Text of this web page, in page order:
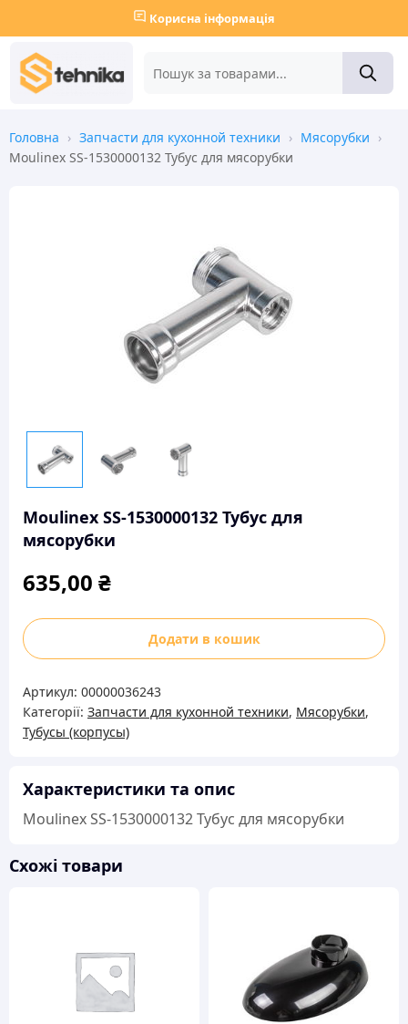
Корисна інформація
Головна › Запчасти для кухонной техники › Мясорубки ›
Moulinex SS-1530000132 Тубус для мясорубки
Moulinex SS-1530000132 Тубус для
мясорубки
635,00 ₴
Moulinex
SS-
Тубус
для
мясорубки
Додати в кошик
Артикул: 00000036243
Категорії: Запчасти для кухонной техники, Мясорубки,
Тубусы (корпусы)
Характеристики та опис
Moulinex SS-1530000132 Тубус для мясорубки
Схожі товари